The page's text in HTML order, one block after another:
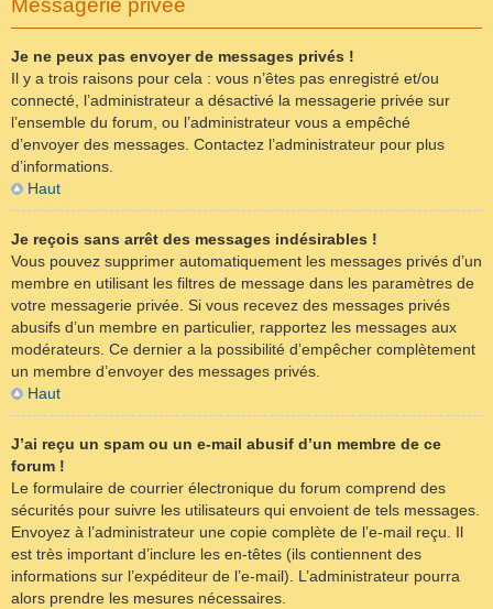
Messagerie privée
Je ne peux pas envoyer de messages privés !
Il y a trois raisons pour cela : vous n’êtes pas enregistré et/ou
connecté, l’administrateur a désactivé la messagerie privée sur
l’ensemble du forum, ou l’administrateur vous a empêché
d’envoyer des messages. Contactez l’administrateur pour plus
d’informations.
Haut
Je reçois sans arrêt des messages indésirables !
Vous pouvez supprimer automatiquement les messages privés d’un
membre en utilisant les filtres de message dans les paramètres de
votre messagerie privée. Si vous recevez des messages privés
abusifs d’un membre en particulier, rapportez les messages aux
modérateurs. Ce dernier a la possibilité d’empêcher complètement
un membre d’envoyer des messages privés.
Haut
J’ai reçu un spam ou un e-mail abusif d’un membre de ce
forum !
Le formulaire de courrier électronique du forum comprend des
sécurités pour suivre les utilisateurs qui envoient de tels messages.
Envoyez à l’administrateur une copie complète de l’e-mail reçu. Il
est très important d’inclure les en-têtes (ils contiennent des
informations sur l’expéditeur de l’e-mail). L’administrateur pourra
alors prendre les mesures nécessaires.